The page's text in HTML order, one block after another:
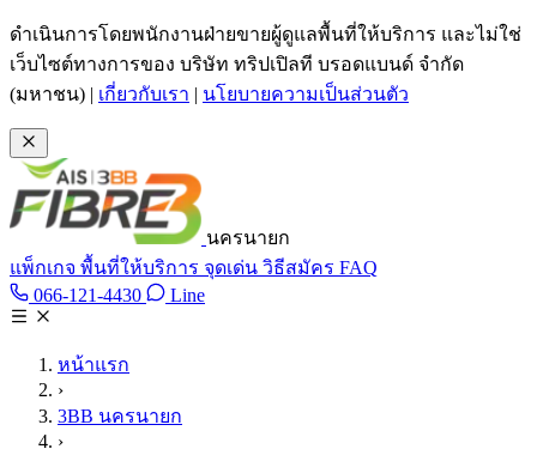
ข้ามไปเนื้อหาหลัก
ดำเนินการโดยพนักงานฝ่ายขายผู้ดูแลพื้นที่ให้บริการ และไม่ใช่
เว็บไซต์ทางการของ บริษัท ทริปเปิลที บรอดแบนด์ จำกัด
(มหาชน) | เกี่ยวกับเรา | นโยบายความเป็นส่วนตัว
นครนายก
แพ็กเกจ พื้นที่ให้บริการ จุดเด่น วิธีสมัคร FAQ
066-121-4430 โทร 066-121-4430
LineLine @tan3bb
หน้าแรก
›
3BB นครนายก
›